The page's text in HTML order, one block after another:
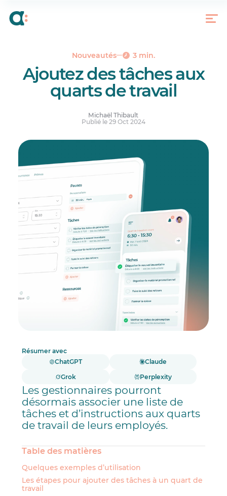
Nouveautés 3 min.
Ajoutez des tâches aux
quarts de travail
Michaël Thibault
Publié le 29 Oct 2024
Résumer avec
ChatGPT
Claude
Grok
Perplexity
Les gestionnaires pourront
désormais associer une liste de
tâches et d’instructions aux quarts
de travail de leurs employés.
Table des matières
Quelques exemples d’utilisation
Les étapes pour ajouter des tâches à un quart de
travail
Les étapes pour ajouter des tâches à un quart de